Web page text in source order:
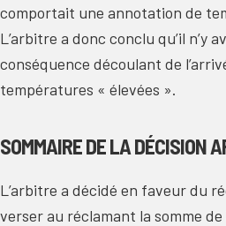
comportait une annotation de
L’arbitre a donc conclu qu’il n’y
conséquence découlant de
températures « élevées ».
SOMMAIRE DE LA DÉCISION
L’arbitre a décidé en faveur du
verser au réclamant la somme